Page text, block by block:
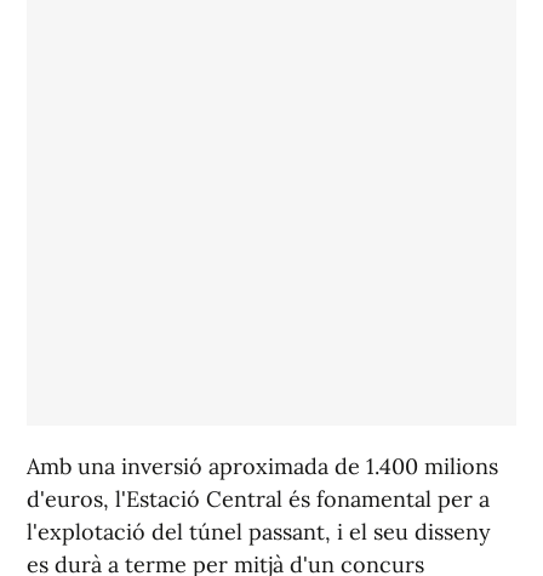
Amb una inversió aproximada de 1.400 milions
d'euros, l'Estació Central és fonamental per a
l'explotació del túnel passant, i el seu disseny
es durà a terme per mitjà d'un concurs